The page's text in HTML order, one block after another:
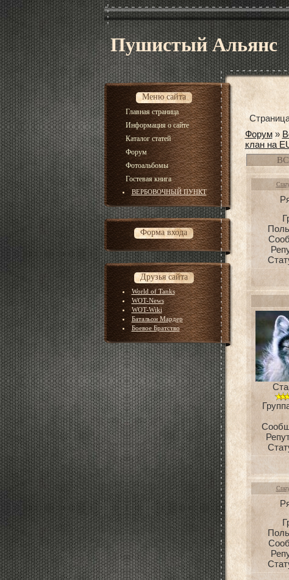
Пушистый Альянс
Меню сайта
Главная страница
Информация о сайте
Каталог статей
Форум
Фотоальбомы
Гостевая книга
ВЕРБОВОЧНЫЙ ПУНКТ
Форма входа
Друзья сайта
World of Tanks
WOT-News
WOT-Wiki
Батальон Мардер
Боевое Братство
Форум »
клан на